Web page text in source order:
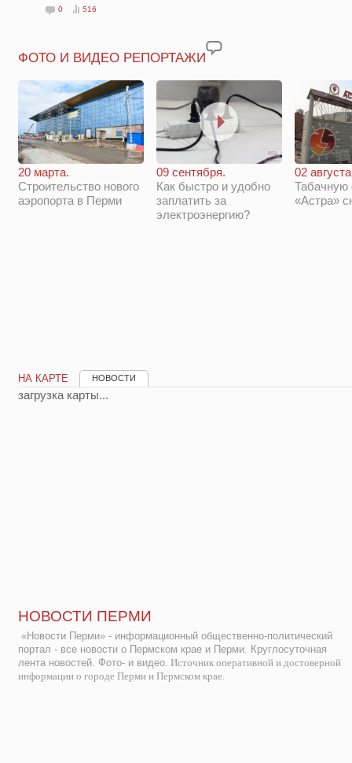
0 516
ФОТО И ВИДЕО РЕПОРТАЖИ
20 марта.
Строительство нового
аэропорта в Перми
09 сентября.
Как быстро и удобно
заплатить за
электроэнергию?
02
Табачную
«Астра»
НА КАРТЕ НОВОСТИ
загрузка карты...
НОВОСТИ ПЕРМИ
«Новости Перми» - информационный общественно-политический
портал - все новости о Пермском крае и Перми. Круглосуточная
лента новостей. Фото- и видео. Источник оперативной и достоверной
информации о городе Перми и Пермском крае.